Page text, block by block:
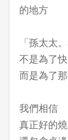
的地方
「孫太太
不是為了
而是為了
我們相信
真正好的